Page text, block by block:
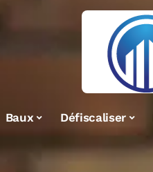
Baux Défiscaliser